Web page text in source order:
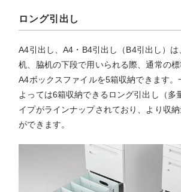
ロング引出し
A4引出し、A4・B4引出し（B4引出し）
机、脇机の下段で用いられる際、通常の
A4ボックスファイルを5箱収納できます。
よっては6箱収納できるロング引出し（多
イプがラインナップされており、より収
ができます。